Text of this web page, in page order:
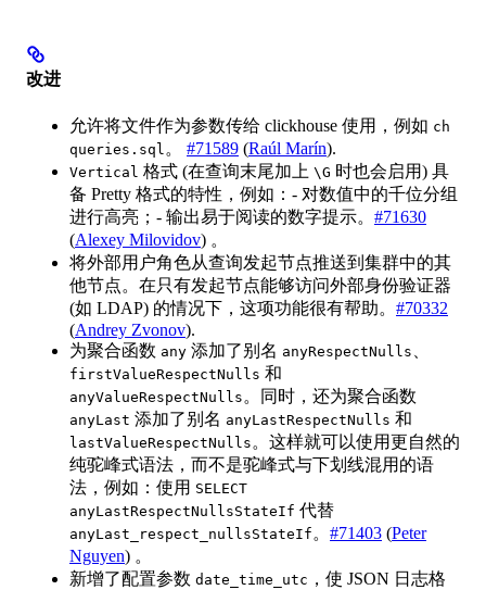
改进
允许将文件作为参数传给 clickhouse 使用，例如 ch
queries.sql 。 #71589 (Raúl Marín).
Vertical 格式 (在查询末尾加上 \G 时也会启用) 具
备 Pretty 格式的特性，例如：- 对数值中的千位分组
进行高亮；- 输出易于阅读的数字提示。 #71630
(Alexey Milovidov) 。
将外部用户角色从查询发起节点推送到集群中的其
他节点。在只有发起节点能够访问外部身份验证器
(如 LDAP) 的情况下，这项功能很有帮助。 #70332
(Andrey Zvonov).
为聚合函数 any 添加了别名 anyRespectNulls
firstValueRespectNulls 和
anyValueRespectNulls 。同时，还为聚合函数
anyLast 添加了别名 anyLastRespectNulls 和
lastValueRespectNulls 。这样就可以使用更自然的
纯驼峰式语法，而不是驼峰式与下划线混用的语
法，例如：使用 SELECT
anyLastRespectNullsStateIf 代替
anyLast_respect_nullsStateIf 。 #71403 (Peter
Nguyen) 。
新增了配置参数 date_time_utc ，使 JSON 日志格